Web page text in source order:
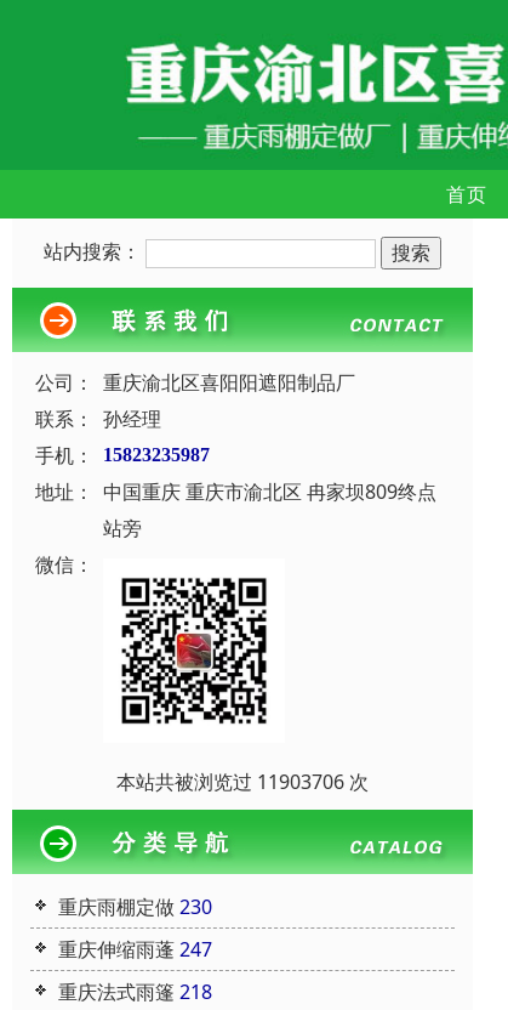
首页
站内搜索：
公司：
重庆渝北区喜阳阳遮阳制品厂
联系：
孙经理
手机：
15823235987
地址：
中国重庆 重庆市渝北区 冉家坝809终点
站旁
微信：
本站共被浏览过 11903706 次
重庆雨棚定做230
重庆伸缩雨蓬247
重庆法式雨篷 218